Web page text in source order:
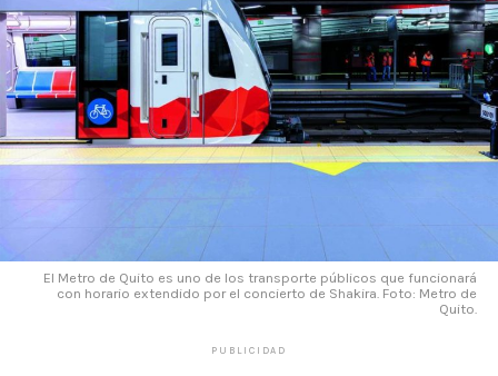
El Metro de Quito es uno de los transporte públicos que funcionará
con horario extendido por el concierto de Shakira. Foto: Metro de
Quito.
PUBLICIDAD